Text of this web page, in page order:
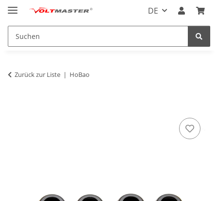
DE
Zurück zur Liste HoBao